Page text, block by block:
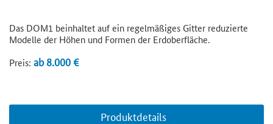
Das DOM1 beinhaltet auf ein regelmäßiges Gitter reduzierte
Modelle der Höhen und Formen der Erdoberfläche.
Preis: ab 8.000 €
Produktdetails